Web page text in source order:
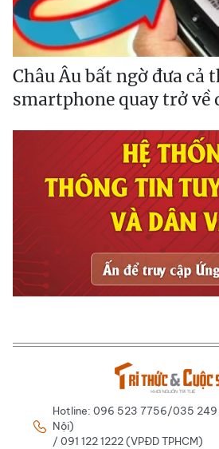
Châu Âu bất ngờ đưa cả
smartphone quay trở về
Hotline: 096 523 7756/035 249
Nội)
/ 091 122 1222 (VPĐD TPHCM)